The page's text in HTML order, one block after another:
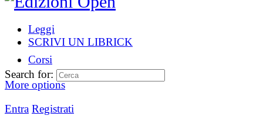
Leggi
SCRIVI UN LIBRICK
Corsi
More options
Entra Registrati
Search for: